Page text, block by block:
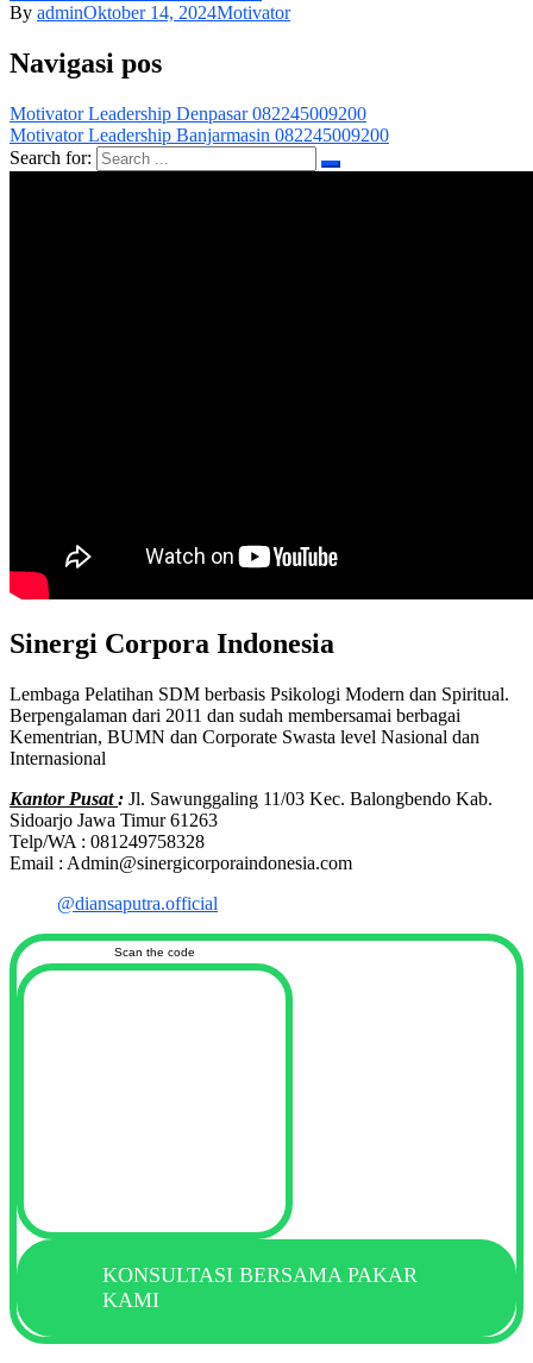
By adminOktober 14, 2024Motivator
Navigasi pos
Motivator Leadership Denpasar 082245009200
Motivator Leadership Banjarmasin 082245009200
Search for:
Sinergi Corpora Indonesia
Lembaga Pelatihan SDM berbasis Psikologi Modern dan Spiritual.
Berpengalaman dari 2011 dan sudah membersamai berbagai
Kementrian, BUMN dan Corporate Swasta level Nasional dan
Internasional
Kantor Pusat: Jl. Sawunggaling 11/03 Kec. Balongbendo Kab.
Sidoarjo Jawa Timur 61263
Telp/WA : 081249758328
Email : Admin@sinergicorporaindonesia.com
@diansaputra.official
Scan the code
KONSULTASI BERSAMA PAKAR
KAMI